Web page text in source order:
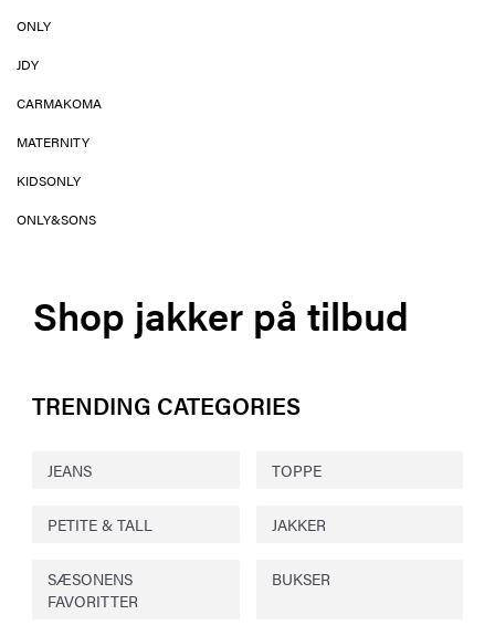
ONLY
JDY
CARMAKOMA
MATERNITY
KIDSONLY
ONLY&SONS
Shop jakker på tilbud
TRENDING CATEGORIES
JEANS TOPPE
PETITE & TALL JAKKER
SÆSONENS
FAVORITTER
BUKSER